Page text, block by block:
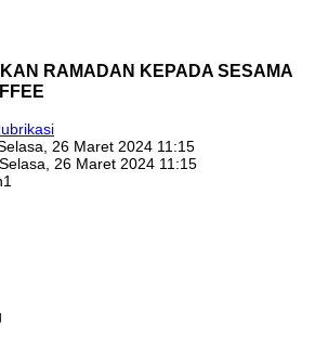
RAMADAN KEPADA SESAMA
26 Maret 2024 11:15
26 Maret 2024 11:15